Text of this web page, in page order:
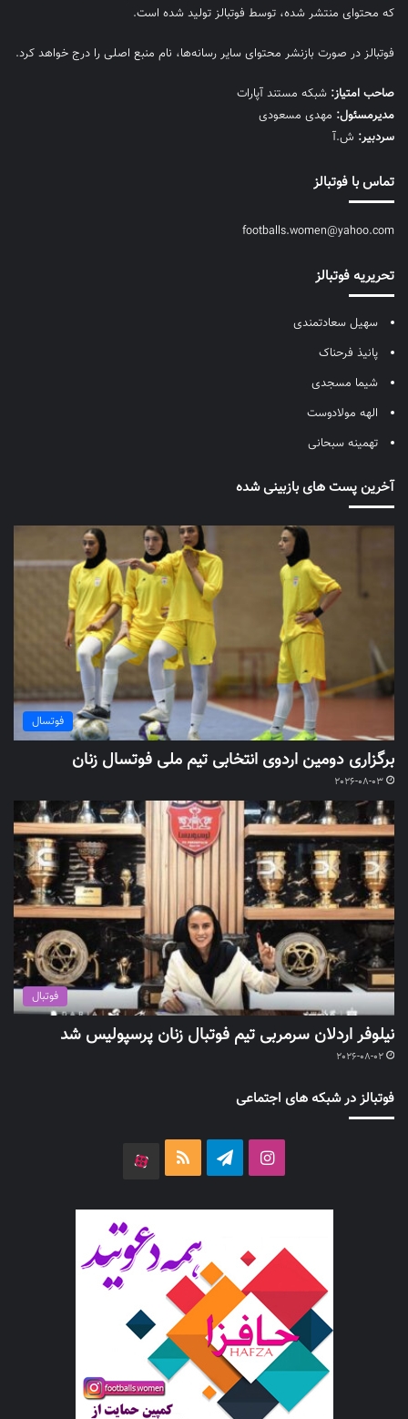
که محتوای منتشر شده، توسط فوتبالز تولید شده است.
فوتبالز در صورت بازنشر محتوای سایر رسانه‌ها، نام منبع اصلی را درج خواهد کرد.
صاحب امتیاز: شبکه مستند آپارات
مديرمسئول: مهدی مسعودی
سردبیر: ش.آ
تماس با فوتبالز
footballs.women@yahoo.com
تحریریه فوتبالز
سهیل سعادتمندی
پانیذ فرحناک
شیما مسجدی
الهه مولادوست
تهمینه سبحانی
آخرین پست های بازبینی شده
فوتسال
برگزاری دومین اردوی انتخابی تیم ملی فوتسال زنان
2026-08-03
فوتبال
نیلوفر اردلان سرمربی تیم فوتبال زنان پرسپولیس شد
2026-08-02
فوتبالز در شبکه های اجتماعی
اینستاگرامتلگرام خوراک